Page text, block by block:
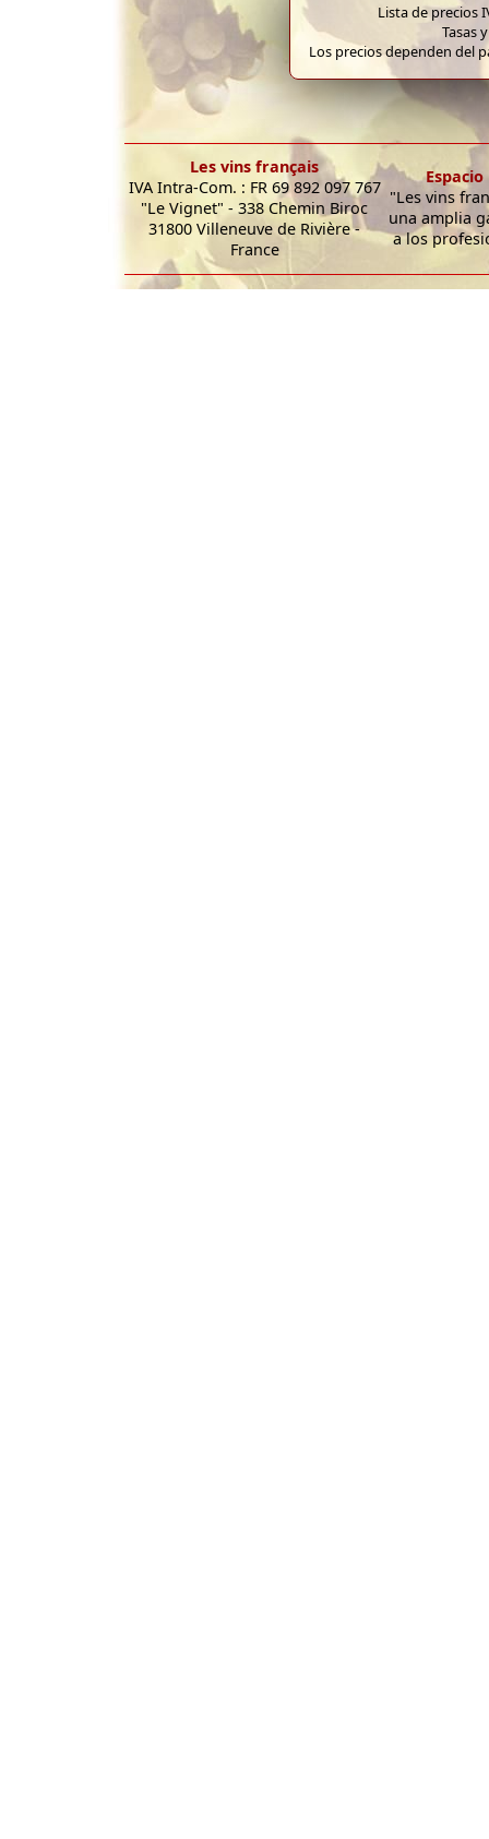
Lista de precios
Tasas
Los precios dependen del
Les vins français
IVA Intra-Com. : FR 69 892 097 767
"Le Vignet" - 338 Chemin Biroc
31800 Villeneuve de Rivière -
France
"Les vins
una amplia
a los